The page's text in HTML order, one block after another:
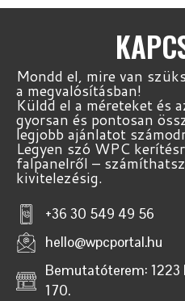
Mondd el, mire van
a megvalósításban!
Küldd el a méreteket és
gyorsan és pontosan
legjobb ajánlatot
Legyen szó WPC
falpanelről –
kivitelezésig.
+36 30 549 49 56
hello@wpcportal.hu
Bemutatóterem:
170.